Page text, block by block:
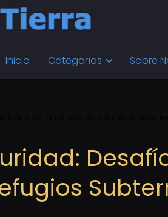
Inicio Categorías Sobre